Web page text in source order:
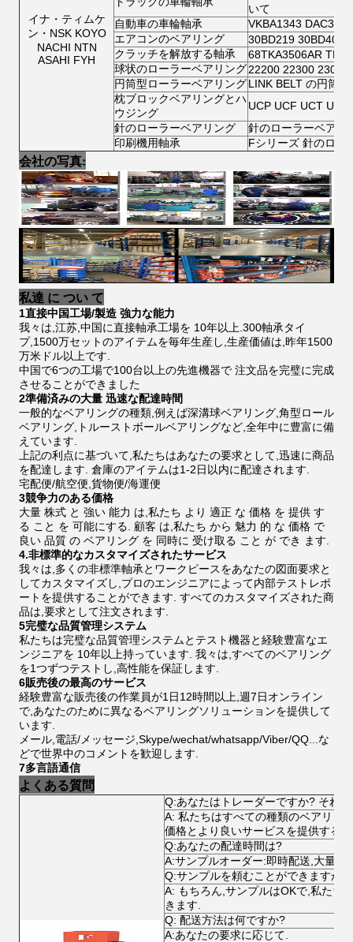
イナ・ティムケ
ン・NSK KOYO
NACHI NTN
ASAHI FYH
いて
自動車の車輪軸承
VKBA1343
エアコンのベアリング
30BD219 30BD40
クラッチを解放する軸承
68TKA3506AR
球状のローラーベアリング22200 22300 23000
円筒型ローラーベアリングLINK BELT の円筒
枕ブロックベアリングとハ
ウジング
UCP UCF UCT
針のローラーベアリング
針のローラーベアリ
印刷機用軸承
Fシリーズ 針のロー
会社の写真:
私達 に つい て
1直接中国工場/製造 強力な能力
我々は,江苏,中国に直接軸承工場を 10年以上.300軸承タイ
プ,1500万セットのアイテムを毎年生産し,生産価値は,昨年1500
万米ドル以上です.
中国で6つの工場で100台以上の先進機器で 注文品を完璧に完成
させることができました
2準備済みの大量 迅速な配達時間
一般的なベアリングの種類,例えば深溝球ベアリング,角型ロール
ベアリング,トルーストボールベアリングなど,全年中に豊富に備
えています.
上記の利点に基づいて,私たちはあなたの要求として,迅速に商品
を配達します. 倉庫のアイテムは1-2日以内に配達されます.
宅配便/航空便,貨物便/海運便
3競争力のある価格
大量 株式 と 強い 能力 は,私たち より 適正 な 価格 を 提供 す
る こと を 可能にする. 顧客 は,私たち から 魅力 的 な 価格 で
良い 品質 の ベアリング を 同時に 受け取る こと が でき ます.
4.非標準的なカスタマイズされたサービス
我々は,多くの非標準軸承とワークピースをあなたの図面要求と
してカスタマイズし,プロのエンジニアによって内部テストレポ
ートを提供することができます. すべてのカスタマイズされた商
品は,要求として注文されます.
5完璧な品質管理システム
私たちは完璧な品質管理システムとテスト機器と経験豊富なエ
ンジニアを 10年以上持っています. 我々は,すべてのベアリング
を1つずつテストし,高性能を保証します.
6販売後の最高のサービス
経験豊富な販売後の作業員が1日12時間以上,週7日オンライン
で,あなたのために異なるベアリングソリューションを提供して
います.
メール,電話/メッセージ,Skype/wechat/whatsapp/Viber/QQ...な
どで世界中のコメントを歓迎します.
7多言語通信
よくある質問
Q:あなたはトレーダーですか? それ
A: 私たちはすべての種類のベアリン
価格とより良いサービスを提供する
Q:あなたの配達時間は?
A:サンプルオーダー:即時配送,大量注
Q:サンプルを頼むことができますか?
A: もちろん,サンプルはOKで,私たち
きます.
Q: 配送方法は何ですか?
A:あなたの要求に応じて.